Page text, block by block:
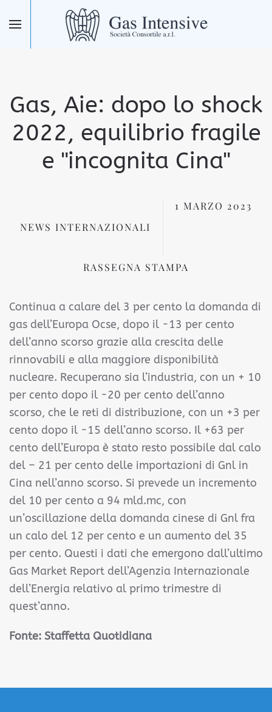
Skip to main content
Gas, Aie: dopo lo shock
2022, equilibrio fragile
e "incognita Cina"
NEWS INTERNAZIONALI
1 MARZO 2023
RASSEGNA STAMPA
Continua a calare del 3 per cento la domanda di
gas dell’Europa Ocse, dopo il -13 per cento
dell’anno scorso grazie alla crescita delle
rinnovabili e alla maggiore disponibilità
nucleare. Recuperano sia l’industria, con un + 10
per cento dopo il -20 per cento dell’anno
scorso, che le reti di distribuzione, con un +3 per
cento dopo il -15 dell’anno scorso. Il +63 per
cento dell’Europa è stato resto possibile dal calo
del – 21 per cento delle importazioni di Gnl in
Cina nell’anno scorso. Si prevede un incremento
del 10 per cento a 94 mld.mc, con
un’oscillazione della domanda cinese di Gnl fra
un calo del 12 per cento e un aumento del 35
per cento. Questi i dati che emergono dall’ultimo
Gas Market Report dell’Agenzia Internazionale
dell’Energia relativo al primo trimestre di
quest’anno.
Fonte: Staffetta Quotidiana